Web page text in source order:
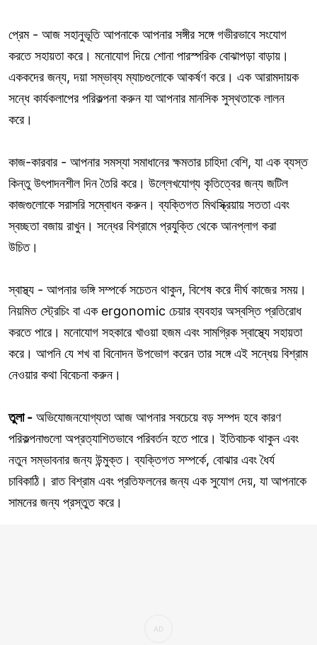
প্রেম - আজ সহানুভূতি আপনাকে আপনার সঙ্গীর সঙ্গে গভীরভাবে সংযোগ
করতে সহায়তা করে। মনোযোগ দিয়ে শোনা পারস্পরিক বোঝাপড়া বাড়ায়।
এককদের জন্য, দয়া সম্ভাব্য ম্যাচগুলোকে আকর্ষণ করে। এক আরামদায়ক
সন্ধে কার্যকলাপের পরিকল্পনা করুন যা আপনার মানসিক সুস্থতাকে লালন
করে।
কাজ-কারবার - আপনার সমস্যা সমাধানের ক্ষমতার চাহিদা বেশি, যা এক ব্যস্ত
কিন্তু উৎপাদনশীল দিন তৈরি করে। উল্লেখযোগ্য কৃতিত্বের জন্য জটিল
কাজগুলোকে সরাসরি সম্বোধন করুন। ব্যক্তিগত মিথস্ক্রিয়ায় সততা এবং
স্বচ্ছতা বজায় রাখুন। সন্ধের বিশ্রামে প্রযুক্তি থেকে আনপ্লাগ করা
উচিত।
স্বাস্থ্য - আপনার ভঙ্গি সম্পর্কে সচেতন থাকুন, বিশেষ করে দীর্ঘ কাজের সময়।
নিয়মিত স্ট্রেচিং বা এক ergonomic চেয়ার ব্যবহার অস্বস্তি প্রতিরোধ
করতে পারে। মনোযোগ সহকারে খাওয়া হজম এবং সামগ্রিক স্বাস্থ্যে সহায়তা
করে। আপনি যে শখ বা বিনোদন উপভোগ করেন তার সঙ্গে এই সন্ধেয় বিশ্রাম
নেওয়ার কথা বিবেচনা করুন।
তুলা - অভিযোজনযোগ্যতা আজ আপনার সবচেয়ে বড় সম্পদ হবে কারণ
পরিকল্পনাগুলো অপ্রত্যাশিতভাবে পরিবর্তন হতে পারে। ইতিবাচক থাকুন এবং
নতুন সম্ভাবনার জন্য উন্মুক্ত। ব্যক্তিগত সম্পর্কে, বোঝার এবং ধৈর্য
চাবিকাঠি। রাত বিশ্রাম এবং প্রতিফলনের জন্য এক সুযোগ দেয়, যা আপনাকে
সামনের জন্য প্রস্তুত করে।